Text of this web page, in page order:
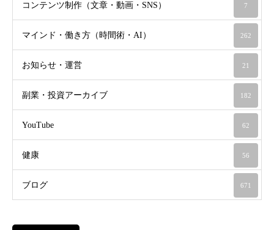
コンテンツ制作（文章・動画・SNS） 7
マインド・働き方（時間術・AI） 262
お知らせ・運営 21
副業・投資アーカイブ 182
YouTube 62
健康 56
ブログ 671